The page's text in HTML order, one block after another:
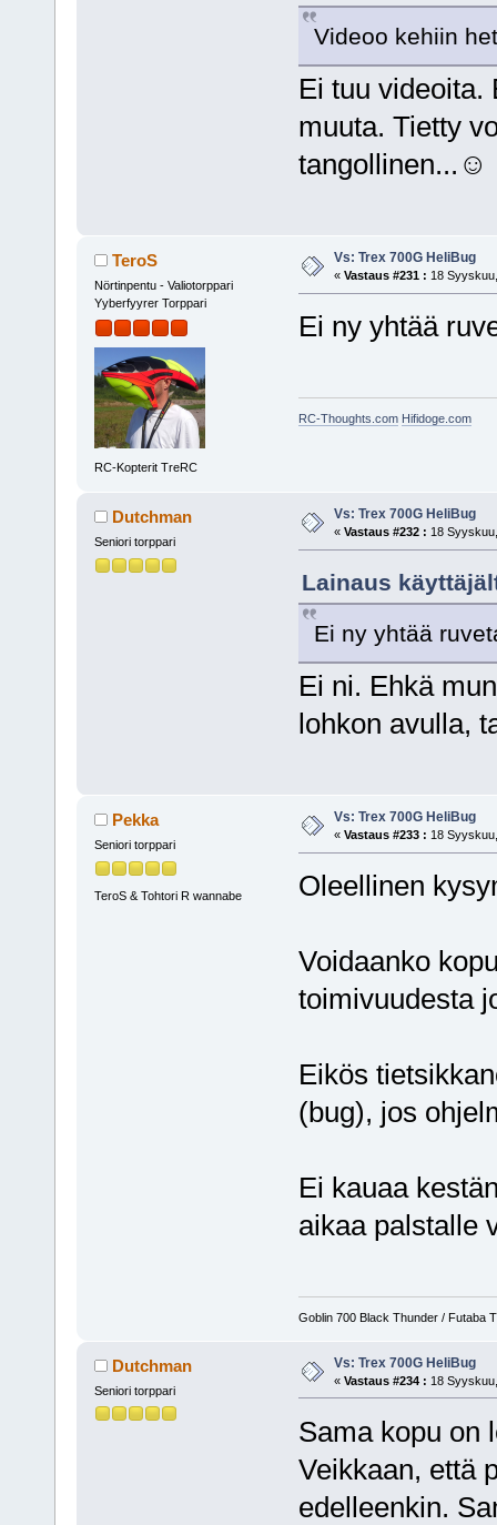
Videoo kehiin
Ei tuu videoita.
muuta. Tietty
tangollinen...☺
TeroS
Nörtinpentu - Valiotorppari
Yyberfyyrer Torppari
RC-Kopterit TreRC
Vs: Trex 700G HeliBug
« Vastaus #231 : 18
Ei ny yhtää
RC-Thoughts.com Hifidoge.com
Dutchman
Seniori torppari
Vs: Trex 700G HeliBug
« Vastaus #232 : 18
Lainaus
Ei ny yhtää
Ei ni. Ehkä
lohkon avulla,
Pekka
Seniori torppari
TeroS & Tohtori R wannabe
Vs: Trex 700G HeliBug
« Vastaus #233 : 18
Oleellinen
Voidaanko
toimivuudesta
Eikös
(bug), jos
Ei kauaa
aikaa palstalle
Goblin 700 Black Thunder / Futaba
Dutchman
Seniori torppari
Vs: Trex 700G HeliBug
« Vastaus #234 : 18
Sama kopu on
Veikkaan, että
edelleenkin.